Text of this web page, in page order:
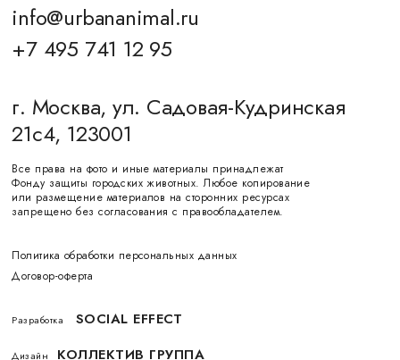
info@urbananimal.ru
+7 495 741 12 95
г. Москва, ул. Садовая-Кудринская
21с4, 123001
Все права на фото и иные материалы принадлежат
Фонду защиты городских животных. Любое копирование
или размещение материалов на сторонних ресурсах
запрещено без согласования с правообладателем.
Политика обработки персональных данных
Договор-оферта
Разработка SOCIAL EFFECT
Дизайн КОЛЛЕКТИВ ГРУППА